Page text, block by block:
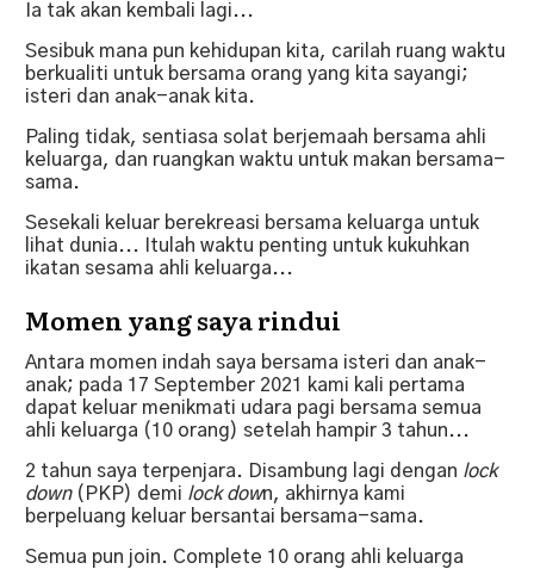
Ia tak akan kembali lagi...
Sesibuk mana pun kehidupan kita, carilah ruang waktu
berkualiti untuk bersama orang yang kita sayangi;
isteri dan anak-anak kita.
Paling tidak, sentiasa solat berjemaah bersama ahli
keluarga, dan ruangkan waktu untuk makan bersama-
sama.
Sesekali keluar berekreasi bersama keluarga untuk
lihat dunia... Itulah waktu penting untuk kukuhkan
ikatan sesama ahli keluarga...
Momen yang saya rindui
Antara momen indah saya bersama isteri dan anak-
anak; pada 17 September 2021 kami kali pertama
dapat keluar menikmati udara pagi bersama semua
ahli keluarga (10 orang) setelah hampir 3 tahun...
2 tahun saya terpenjara. Disambung lagi dengan lock
down(PKP) demi lock down, akhirnya kami
berpeluang keluar bersantai bersama-sama.
Semua pun join. Complete 10 orang ahli keluarga